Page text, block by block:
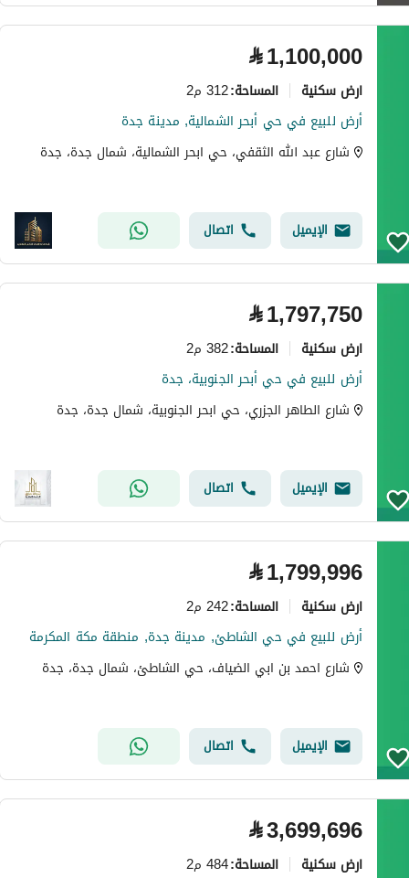
⃁1,100,000
ارض سكنية المساحة:312 م2
أرض للبيع في حي أبحر الشمالية, مدينة جدة
شارع عبد الله الثقفي، حي ابحر الشمالية، شمال جدة، جدة
الإيميل اتصال
⃁1,797,750
ارض سكنية المساحة:382 م2
أرض للبيع في حي أبحر الجنوبية، جدة
شارع الطاهر الجزري، حي ابحر الجنوبية، شمال جدة، جدة
الإيميل اتصال
⃁1,799,996
ارض سكنية المساحة:242 م2
أرض للبيع في حي الشاطئ, مدينة جدة, منطقة مكة المكرمة
شارع احمد بن ابي الضياف، حي الشاطئ، شمال جدة، جدة
الإيميل اتصال
⃁3,699,696
ارض سكنية المساحة:484 م2